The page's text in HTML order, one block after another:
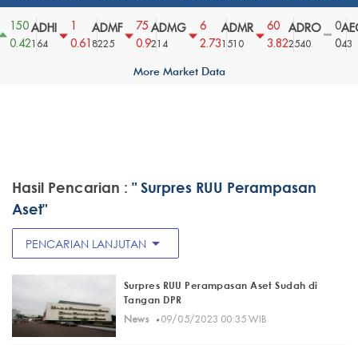
150
0.42
ADHI
164
0.61
ADMF
8225
75
0.9
ADMG
214
6
2.73
ADMR
1510
60
3.82
ADRO
2540
0
043
More Market Data
Hasil Pencarian : " Surpres RUU Perampasan
Aset"
PENCARIAN LANJUTAN arrow_drop_down
Surpres RUU Perampasan Aset Sudah di
Tangan DPR
News· 09/05/2023 00:35 WIB